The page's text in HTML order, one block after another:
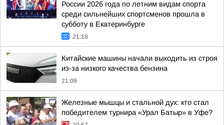
России 2026 года по летним видам спорта
среди сильнейших спортсменов прошла в
субботу в Екатеринбурге
21:18
Китайские машины начали выходить из строя
из-за низкого качества бензина
21:09
Железные мышцы и стальной дух: кто стал
победителем турнира «Урал Батыр» в Уфе?